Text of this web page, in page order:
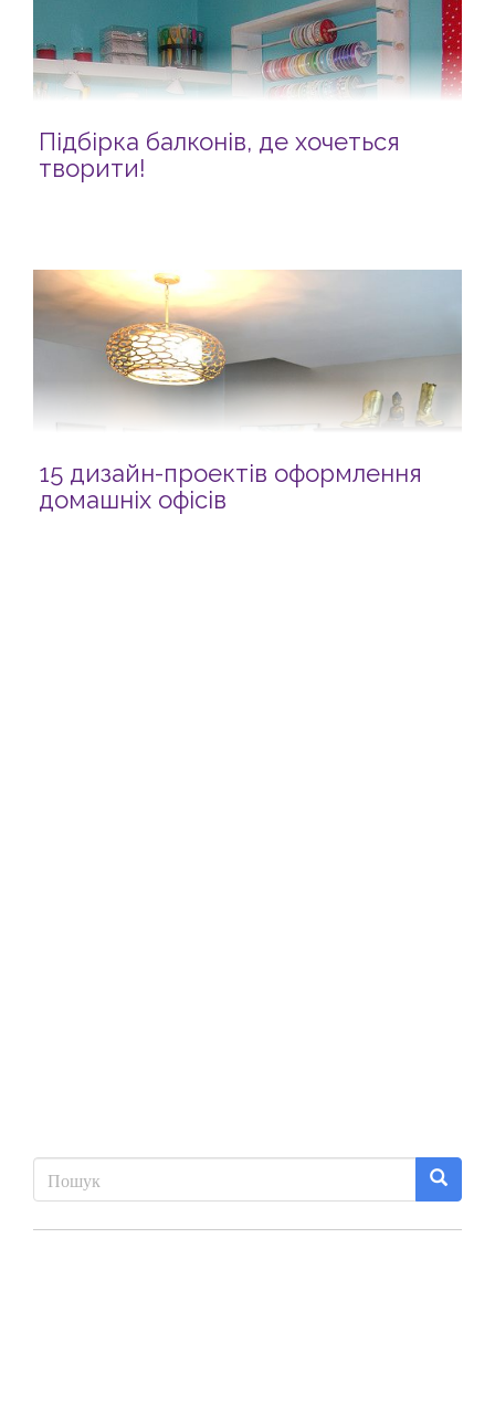
Підбірка балконів, де хочеться
творити!
15 дизайн-проектів оформлення
домашніх офісів